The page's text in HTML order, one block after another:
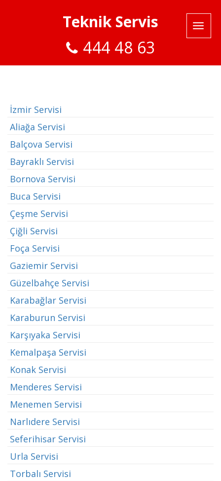
Teknik Servis
444 48 63
İzmir Servisi
Aliağa Servisi
Balçova Servisi
Bayraklı Servisi
Bornova Servisi
Buca Servisi
Çeşme Servisi
Çiğli Servisi
Foça Servisi
Gaziemir Servisi
Güzelbahçe Servisi
Karabağlar Servisi
Karaburun Servisi
Karşıyaka Servisi
Kemalpaşa Servisi
Konak Servisi
Menderes Servisi
Menemen Servisi
Narlıdere Servisi
Seferihisar Servisi
Urla Servisi
Torbalı Servisi